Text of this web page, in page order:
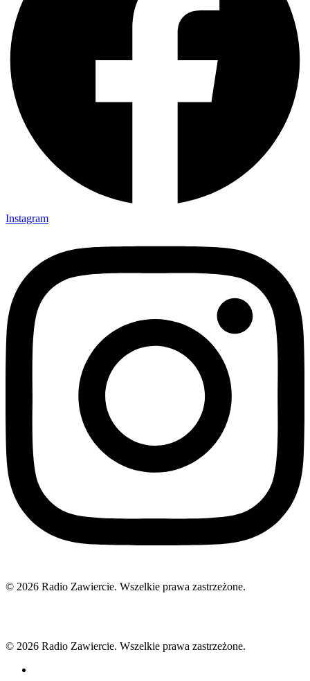
Instagram
© 2026 Radio Zawiercie. Wszelkie prawa zastrzeżone.
© 2026 Radio Zawiercie. Wszelkie prawa zastrzeżone.